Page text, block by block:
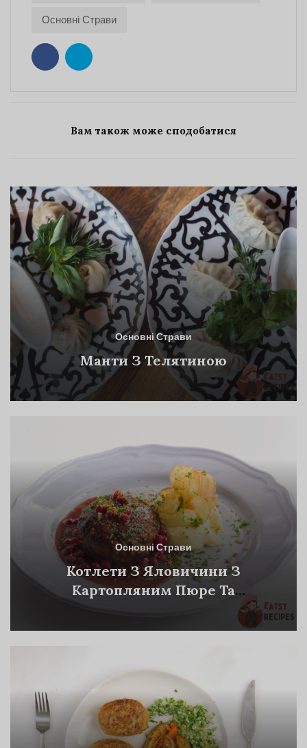
Основні Страви
Вам також може сподобатися
Основні Страви
Манти З Телятиною
Основні Страви
Котлети З Яловичини З
Картопляним Пюре Та
Журавлинним Соусом